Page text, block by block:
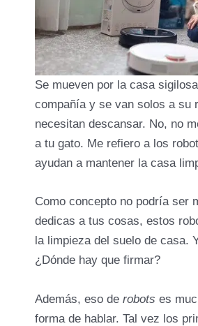
Se mueven por la casa
compañía y se van solos a su
necesitan descansar. No, no
a tu gato. Me refiero a los
ayudan a mantener la casa
Como concepto no podría ser
dedicas a tus cosas, estos
la limpieza del suelo de casa.
¿Dónde hay que firmar?
Además, eso de robots es
forma de hablar. Tal vez los